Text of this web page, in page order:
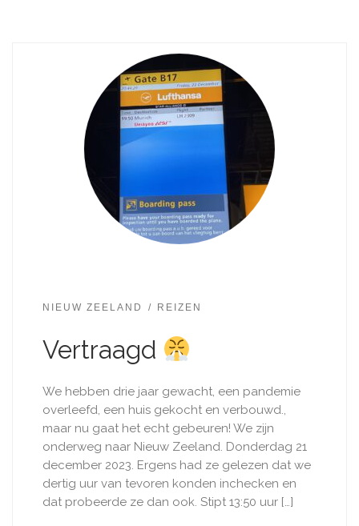
NIEUW ZEELAND REIZEN
Vertraagd
We hebben drie jaar gewacht, een pandemie
overleefd, een huis gekocht en verbouwd.,
maar nu gaat het echt gebeuren! We zijn
onderweg naar Nieuw Zeeland. Donderdag 21
december 2023. Ergens had ze gelezen dat we
dertig uur van tevoren konden inchecken en
dat probeerde ze dan ook. Stipt 13:50 uur […]